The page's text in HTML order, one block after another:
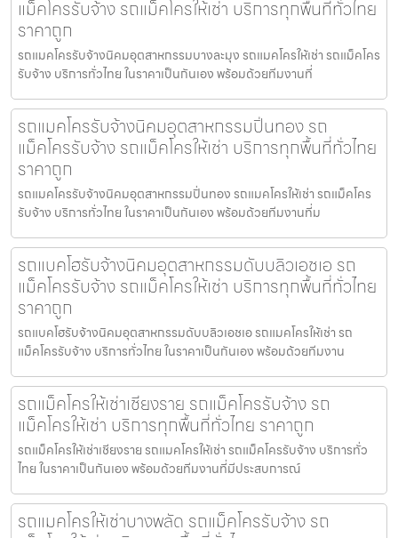
แม็คโครรับจ้าง รถแม็คโครให้เช่า บริการทุกพื้นที่ทั่วไทย
ราคาถูก
รถแมคโครรับจ้างนิคมอุตสาหกรรมบางละมุง รถแมคโครให้เช่า รถแม็คโคร
รับจ้าง บริการทั่วไทย ในราคาเป็นกันเอง พร้อมด้วยทีมงานที่
รถแมคโครรับจ้างนิคมอุตสาหกรรมปิ่นทอง รถ
แม็คโครรับจ้าง รถแม็คโครให้เช่า บริการทุกพื้นที่ทั่วไทย
ราคาถูก
รถแมคโครรับจ้างนิคมอุตสาหกรรมปิ่นทอง รถแมคโครให้เช่า รถแม็คโคร
รับจ้าง บริการทั่วไทย ในราคาเป็นกันเอง พร้อมด้วยทีมงานที่ม
รถแบคโฮรับจ้างนิคมอุตสาหกรรมดับบลิวเอชเอ รถ
แม็คโครรับจ้าง รถแม็คโครให้เช่า บริการทุกพื้นที่ทั่วไทย
ราคาถูก
รถแบคโฮรับจ้างนิคมอุตสาหกรรมดับบลิวเอชเอ รถแมคโครให้เช่า รถ
แม็คโครรับจ้าง บริการทั่วไทย ในราคาเป็นกันเอง พร้อมด้วยทีมงาน
รถแม็คโครให้เช่าเชียงราย รถแม็คโครรับจ้าง รถ
แม็คโครให้เช่า บริการทุกพื้นที่ทั่วไทย ราคาถูก
รถแม็คโครให้เช่าเชียงราย รถแมคโครให้เช่า รถแม็คโครรับจ้าง บริการทั่ว
ไทย ในราคาเป็นกันเอง พร้อมด้วยทีมงานที่มีประสบการณ์
รถแมคโครให้เช่าบางพลัด รถแม็คโครรับจ้าง รถ